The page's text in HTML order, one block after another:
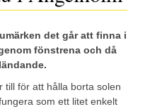
det går att finna i
fönstrena och då
till för att hålla borta solen
som ett litet enkelt